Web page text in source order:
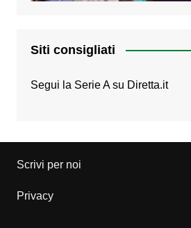
Siti consigliati
Segui la Serie A su Diretta.it
Scrivi per noi
Privacy